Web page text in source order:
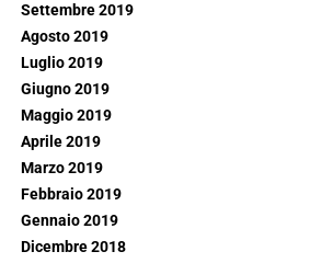
Settembre 2019
Agosto 2019
Luglio 2019
Giugno 2019
Maggio 2019
Aprile 2019
Marzo 2019
Febbraio 2019
Gennaio 2019
Dicembre 2018